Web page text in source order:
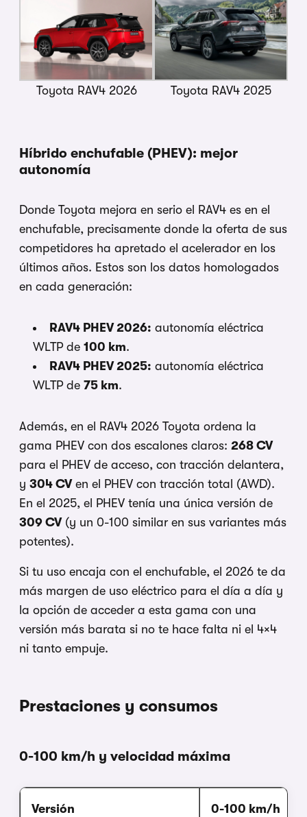
Toyota RAV4 2026 Toyota RAV4 2025
Híbrido enchufable (PHEV): mejor
autonomía
Donde Toyota mejora en serio el RAV4 es en el
enchufable, precisamente donde la oferta de sus
competidores ha apretado el acelerador en los
últimos años. Estos son los datos homologados
en cada generación:
RAV4 PHEV 2026: autonomía eléctrica
WLTP de 100 km.
RAV4 PHEV 2025: autonomía eléctrica
WLTP de 75 km.
Además, en el RAV4 2026 Toyota ordena la
gama PHEV con dos escalones claros: 268 CV
para el PHEV de acceso, con tracción delantera,
y 304 CVen el PHEV con tracción total (AWD).
En el 2025, el PHEV tenía una única versión de
309 CV(y un 0-100 similar en sus variantes más
potentes).
Si tu uso encaja con el enchufable, el 2026 te da
más margen de uso eléctrico para el día a día y
la opción de acceder a esta gama con una
versión más barata si no te hace falta ni el 4×4
ni tanto empuje.
Prestaciones y consumos
0-100 km/h y velocidad máxima
Versión 0-100 km/h